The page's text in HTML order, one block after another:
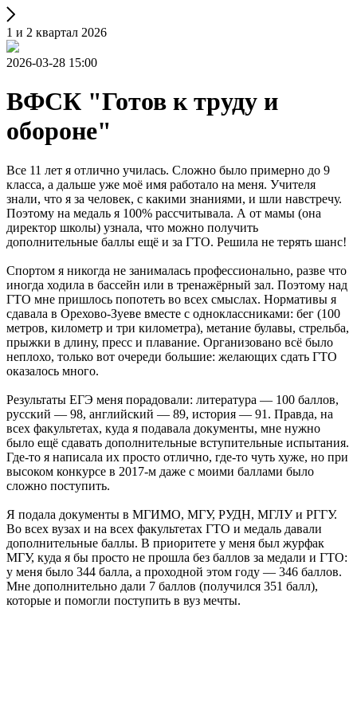
1 и 2 квартал 2026
2026-03-28 15:00
ВФСК "Готов к труду и
обороне"
Все 11 лет я отлично училась. Сложно было примерно до 9
класса, а дальше уже моё имя работало на меня. Учителя
знали, что я за человек, с какими знаниями, и шли навстречу.
Поэтому на медаль я 100% рассчитывала. А от мамы (она
директор школы) узнала, что можно получить
дополнительные баллы ещё и за ГТО. Решила не терять шанс!
Спортом я никогда не занималась профессионально, разве что
иногда ходила в бассейн или в тренажёрный зал. Поэтому над
ГТО мне пришлось попотеть во всех смыслах. Нормативы я
сдавала в Орехово-Зуеве вместе с одноклассниками: бег (100
метров, километр и три километра), метание булавы, стрельба,
прыжки в длину, пресс и плавание. Организовано всё было
неплохо, только вот очереди большие: желающих сдать ГТО
оказалось много.
Результаты ЕГЭ меня порадовали: литература — 100 баллов,
русский — 98, английский — 89, история — 91. Правда, на
всех факультетах, куда я подавала документы, мне нужно
было ещё сдавать дополнительные вступительные испытания.
Где-то я написала их просто отлично, где-то чуть хуже, но при
высоком конкурсе в 2017-м даже с моими баллами было
сложно поступить.
Я подала документы в МГИМО, МГУ, РУДН, МГЛУ и РГГУ.
Во всех вузах и на всех факультетах ГТО и медаль давали
дополнительные баллы. В приоритете у меня был журфак
МГУ, куда я бы просто не прошла без баллов за медали и ГТО:
у меня было 344 балла, а проходной этом году — 346 баллов.
Мне дополнительно дали 7 баллов (получился 351 балл),
которые и помогли поступить в вуз мечты.